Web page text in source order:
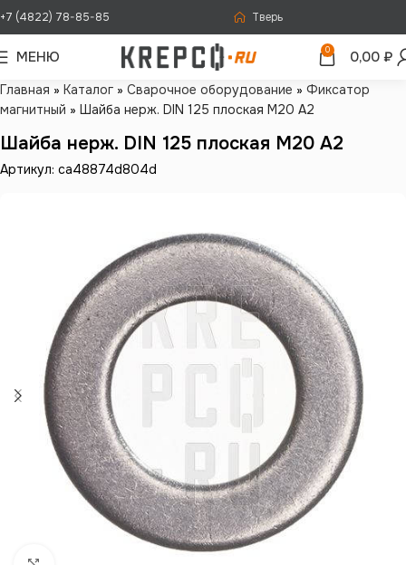
+7 (4822) 78-85-85 Тверь
МЕНЮ 0 0,00 ₽
Главная » Каталог » Сварочное оборудование » Фиксатор
магнитный » Шайба нерж. DIN 125 плоская М20 А2
Шайба нерж. DIN 125 плоская М20 А2
Артикул: ca48874d804d